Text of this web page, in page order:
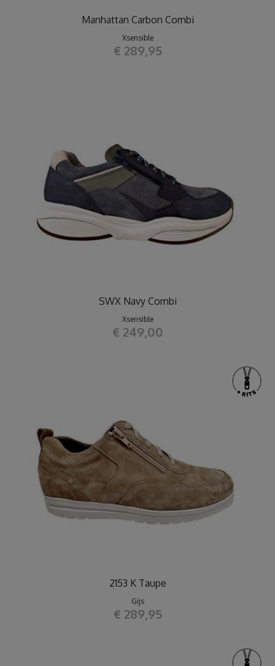
Manhattan Carbon Combi
Xsensible
€ 289,95
SWX Navy Combi
Xsensible
€ 249,00
2153 K Taupe
Gijs
€ 289,95